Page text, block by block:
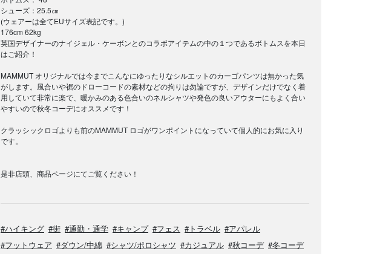
シューズ：25.5㎝
(ウェアーは全てEUサイズ表記です。)
176cm 62kg
英国デザイナーのナイジェル・ケーボンとのコラボアイテムの中の１つであるボトムスを本日
はご紹介！
MAMMUT オリジナルでは今までこんなにゆったりなシルエットのカーゴパンツは無かった気
がします。風合いや裾のドローコードの素材などの拘りは勿論ですが、デザインだけでなく着
用していて非常に楽で、暖かみのある色合いのネルシャツや発色の良いアウターにもよく合い
やすいので秋冬コーデにオススメです！
クラッシックロゴよりも前のMAMMUT ロゴがワンポイントになっていて個人的にお気に入り
です。
是非店頭、商品ページにてご覧ください！
#ハイキング #街 #通勤・通学 #キャンプ #フェス #トラベル #アパレル
#フットウェア #ダウン/中綿 #シャツ/ポロシャツ #カジュアル #秋コーデ #冬コーデ